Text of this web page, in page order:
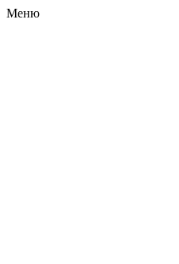
Меню